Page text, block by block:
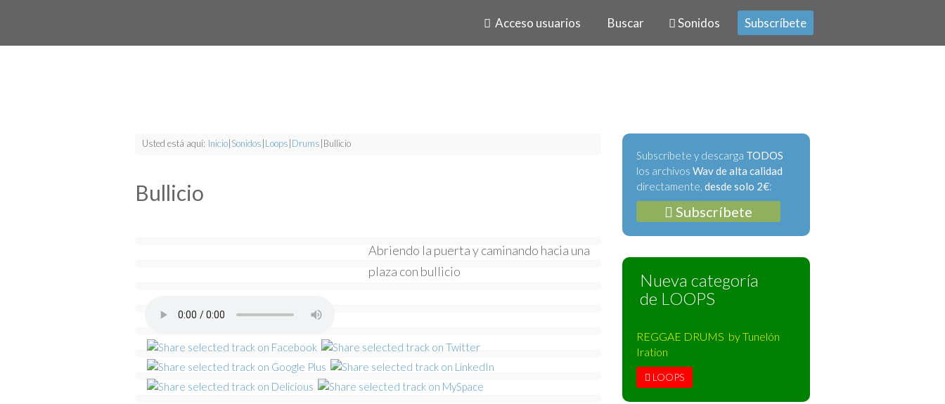
Acceso usuarios Buscar Sonidos Subscríbete
Usted está aquí: Inicio Sonidos Loops Drums Bullicio
Bullicio
Abriendo la puerta y caminando hacia una
plaza con bullicio
Subscríbete y descarga TODOS
los archivos Wav de alta calidad
directamente, desde solo 2€:
Subscríbete
Nueva categoría
de LOOPS
REGGAE DRUMS by Tunelón
Iration
LOOPS